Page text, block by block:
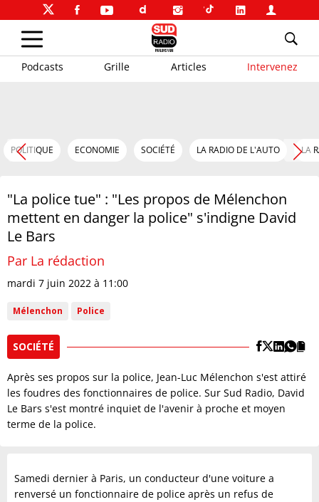
Podcasts Grille Articles Intervenez
POLITIQUE ECONOMIE SOCIÉTÉ LA RADIO DE L'AUTO LA
"La police tue" : "Les propos de Mélenchon
mettent en danger la police" s'indigne David
Le Bars
Par La rédaction
mardi 7 juin 2022 à 11:00
Mélenchon Police
SOCIÉTÉ
Après ses propos sur la police, Jean-Luc Mélenchon s'est attiré
les foudres des fonctionnaires de police. Sur Sud Radio, David
Le Bars s'est montré inquiet de l'avenir à proche et moyen
terme de la police.
Samedi dernier à Paris, un conducteur d'une voiture a
renversé un fonctionnaire de police après un refus de